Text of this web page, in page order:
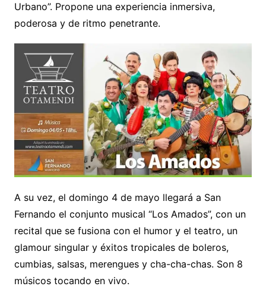
Urbano”. Propone una experiencia inmersiva,
poderosa y de ritmo penetrante.
A su vez, el domingo 4 de mayo llegará a San
Fernando el conjunto musical “Los Amados”, con un
recital que se fusiona con el humor y el teatro, un
glamour singular y éxitos tropicales de boleros,
cumbias, salsas, merengues y cha-cha-chas. Son 8
músicos tocando en vivo.